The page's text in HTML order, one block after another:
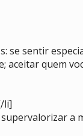
se sentir
aceitar quem
li]